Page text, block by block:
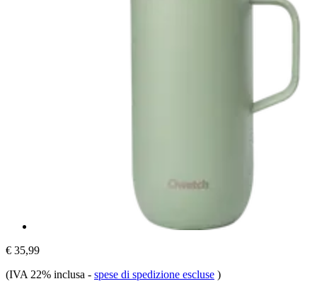
€ 35,99
(IVA 22% inclusa - spese di spedizione escluse )